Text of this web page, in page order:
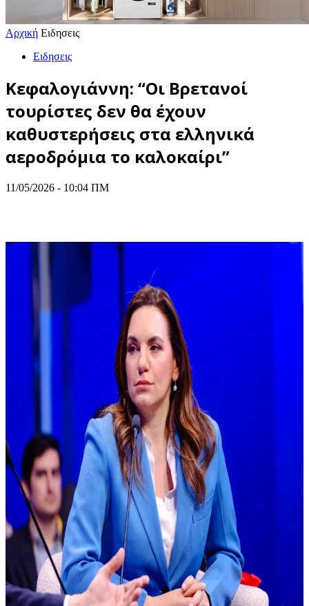
Αρχική Ειδησεις
Ειδησεις
Κεφαλογιάννη: “Οι Βρετανοί
τουρίστες δεν θα έχουν
καθυστερήσεις στα ελληνικά
αεροδρόμια το καλοκαίρι”
11/05/2026 - 10:04 ΠΜ